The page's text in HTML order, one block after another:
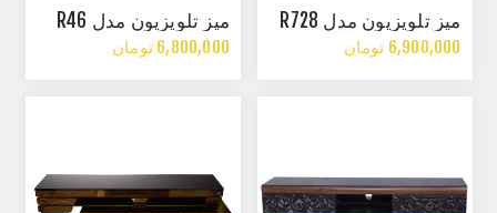
میز تلویزیون مدل R728
6,900,000 تومان
میز تلویزیون مدل R46
6,800,000 تومان